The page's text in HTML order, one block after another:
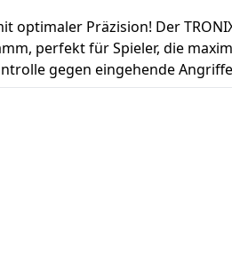
optimaler Präzision! Der
perfekt für Spieler, die
gegen eingehende